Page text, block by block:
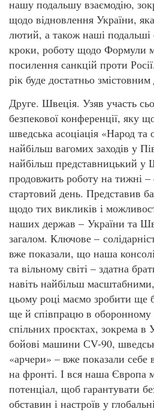
нашу подальшу взаємодію,
щодо відновлення України,
лютий, а також наші подальші
кроки, роботу щодо Формули
посилення санкцій проти
рік буде достатньо
Друге. Швеція. Узяв участь
безпекової конференції, яку
шведська асоціація «Народ
найбільш вагомих заходів у
найбільш представницький у
продовжить роботу на тижні
стартовий день. Представив
щодо тих викликів і
наших держав – України та
загалом. Ключове –
вже показали, що наша
та вільному світі – здатна
навіть найбільш масштабними,
цьому році маємо зробити ще
ще й співпрацю в оборонному
спільних проєктах, зокрема в
бойові машини СV-90,
«арчери» – вже показали себе
на фронті. І вся наша Європа
потенціал, щоб гарантувати
обставин і настроїв у